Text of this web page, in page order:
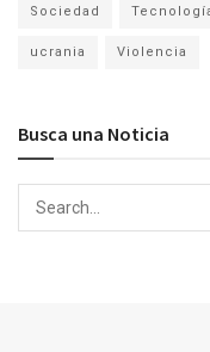
Sociedad
ucrania Violencia
Busca una Noticia